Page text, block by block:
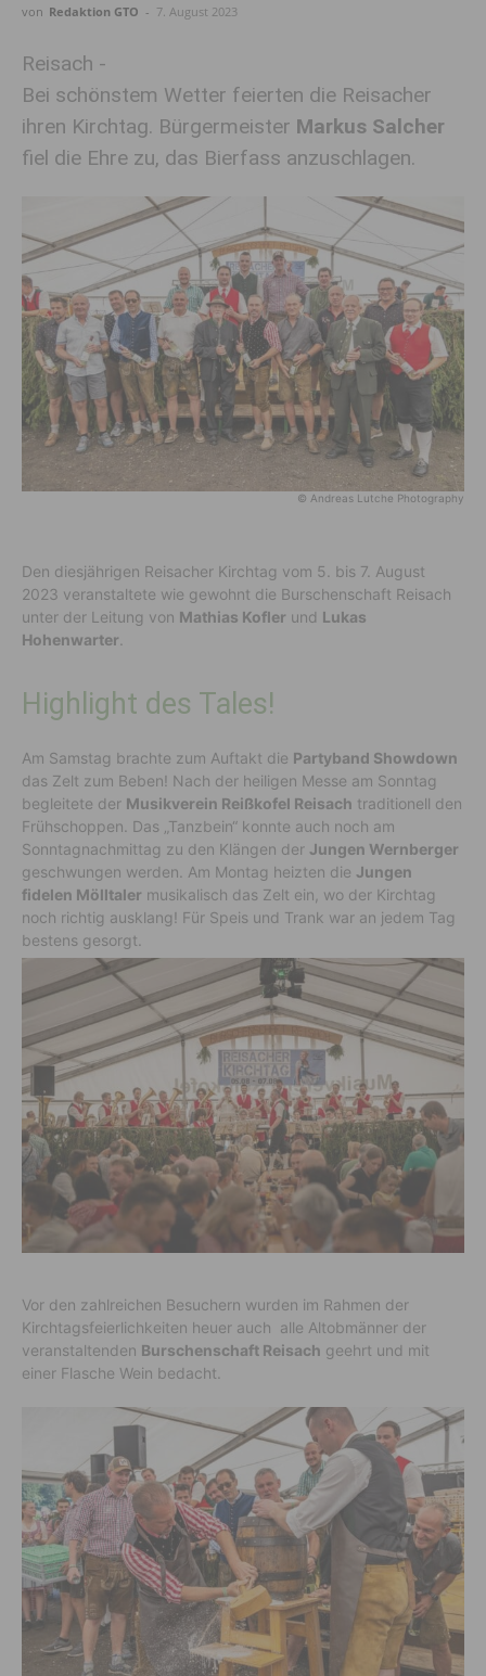
von Redaktion GTO - 7. August 2023
Reisach -
Bei schönstem Wetter feierten die Reisacher
ihren Kirchtag. Bürgermeister Markus Salcher
fiel die Ehre zu, das Bierfass anzuschlagen.
© Andreas Lutche Photography
Den diesjährigen Reisacher Kirchtag vom 5. bis 7. August
2023 veranstaltete wie gewohnt die Burschenschaft Reisach
unter der Leitung von Mathias Kofler und Lukas
Hohenwarter
Highlight des Tales!
Am Samstag brachte zum Auftakt die Partyband Showdown
das Zelt zum Beben! Nach der heiligen Messe am Sonntag
begleitete der Musikverein Reißkofel Reisach traditionell den
Frühschoppen. Das „Tanzbein“ konnte auch noch am
Sonntagnachmittag zu den Klängen der Jungen Wernberger
geschwungen werden. Am Montag heizten die Jungen
fidelen Mölltaler musikalisch das Zelt ein, wo der Kirchtag
noch richtig ausklang! Für Speis und Trank war an jedem Tag
bestens gesorgt.
Vor den zahlreichen Besuchern wurden im Rahmen der
Kirchtagsfeierlichkeiten heuer auch alle Altobmänner der
veranstaltenden Burschenschaft Reisach geehrt und mit
einer Flasche Wein bedacht.